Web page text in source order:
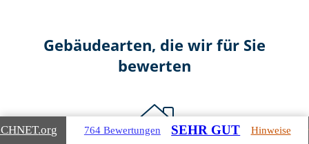
Gebäudearten, die wir für Sie
bewerten
.org 764 Bewertungen SEHR GUT Hinweise